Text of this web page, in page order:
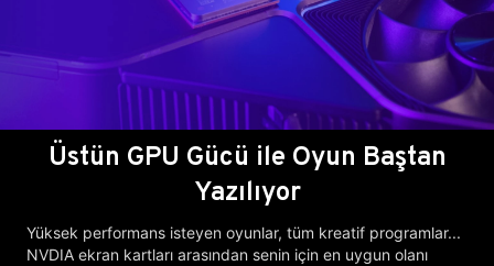
Üstün GPU Gücü ile Oyun Baştan
Yazılıyor
Yüksek performans isteyen oyunlar, tüm kreatif programlar...
NVDIA ekran kartları arasından senin için en uygun olanı